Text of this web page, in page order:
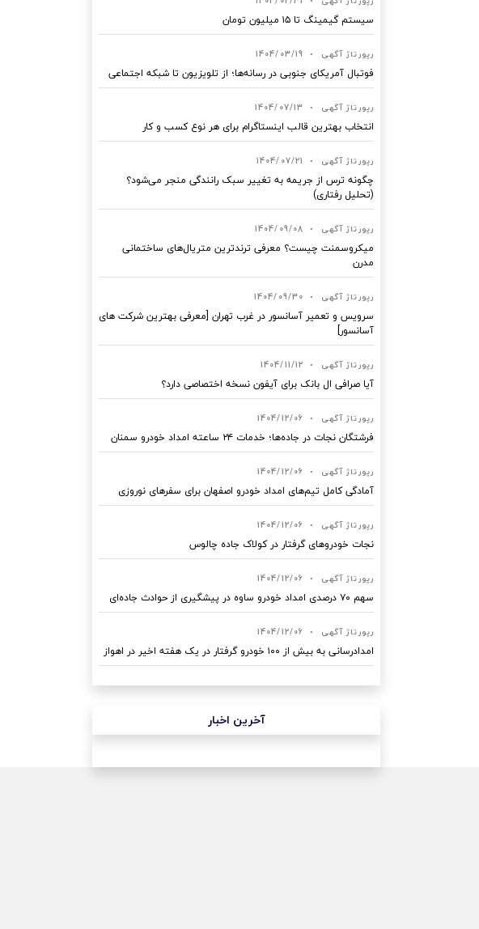
سیستم گیمینگ تا ۱۵ میلیون تومان
رپورتاژ آگهی •
1404/03/19
فوتبال آمریکای جنوبی در رسانه‌ها؛ از تلویزیون تا شبکه اجتماعی
رپورتاژ آگهی •
1404/07/13
انتخاب بهترین قالب‌ اینستاگرام برای هر نوع کسب‌ و کار
رپورتاژ آگهی •
1404/07/21
چگونه ترس از جریمه به تغییر سبک رانندگی منجر می‌شود؟
(تحلیل رفتاری)
رپورتاژ آگهی •
1404/09/08
میکروسمنت چیست؟ معرفی ترندترین متریال‌های ساختمانی
مدرن
رپورتاژ آگهی •
1404/09/30
سرویس و تعمیر آسانسور در غرب تهران [معرفی بهترین شرکت های
آسانسور]
رپورتاژ آگهی •
1404/11/12
آیا صرافی ال بانک برای آیفون نسخه اختصاصی دارد؟
رپورتاژ آگهی •
1404/12/06
فرشتگان نجات در جاده‌ها؛ خدمات ۲۴ ساعته امداد خودرو سمنان
رپورتاژ آگهی •
1404/12/06
آمادگی کامل تیم‌های امداد خودرو اصفهان برای سفرهای نوروزی
رپورتاژ آگهی •
1404/12/06
نجات خودروهای گرفتار در کولاک جاده چالوس
رپورتاژ آگهی •
1404/12/06
سهم ۷۰ درصدی امداد خودرو ساوه در پیشگیری از حوادث جاده‌ای
رپورتاژ آگهی •
1404/12/06
امدادرسانی به بیش از ۱۰۰ خودرو گرفتار در یک هفته اخیر در اهواز
آخرین اخبار